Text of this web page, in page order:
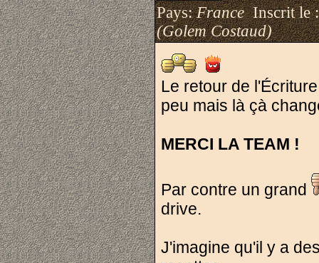
Pays:FranceInscrit le
(Golem Costaud)
Le retour de
peu mais là çà
MERCI LA TEAM !
Par contre un grand
drive.
J'imagine qu'il y a